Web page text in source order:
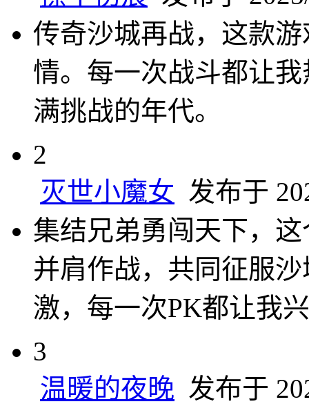
传奇沙城再战，这款
情。每一次战斗都让
满挑战的年代。
2
灭世小魔女 发布于
集结兄弟勇闯天下，
并肩作战，共同征服
激，每一次PK都让我
3
温暖的夜晚 发布于